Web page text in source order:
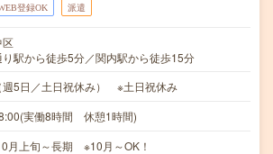
登録OK 派遣
区
り駅から徒歩5分／関内駅から徒歩15分
週5日／土日祝休み） ※土日祝休み
実働8時間 休憩1時間)
月上旬～長期 ※10月～OK！